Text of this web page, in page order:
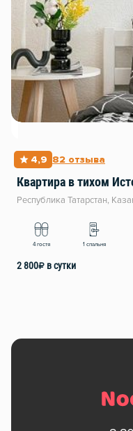
4,9 82 отзыва
Квартира в тихом
Республика Татарстан,
4 гостя 1 спальня
2 800₽ в сутки